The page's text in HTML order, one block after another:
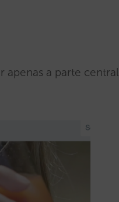
apenas a parte central